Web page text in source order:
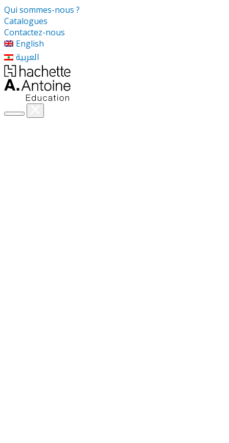
Qui sommes-nous ?
Catalogues
Contactez-nous
English
العربية